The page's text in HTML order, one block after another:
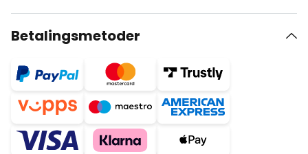
Betalingsmetoder